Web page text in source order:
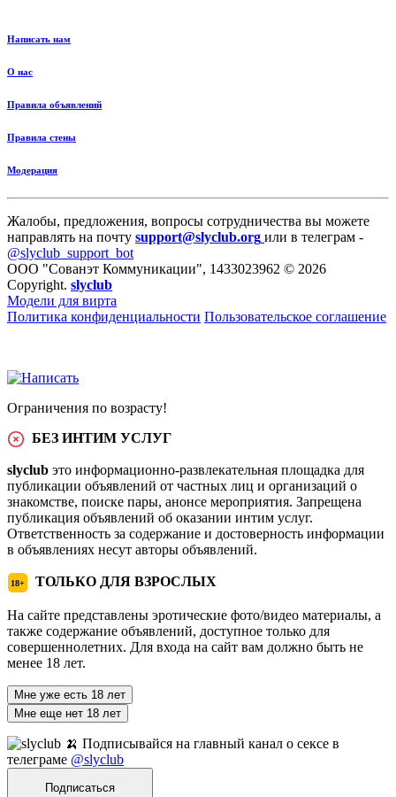
Написать нам
О нас
Правила объявлений
Правила стены
Модерация
Жалобы, предложения, вопросы сотрудничества вы можете
направлять на почту support@slyclub.org или в телеграм -
@slyclub_support_bot
ООО "Сованэт Коммуникации", 1433023962 © 2026
Copyright. slyclub
Модели для вирта
Политика конфиденциальности Пользовательское соглашение
Ограничения по возрасту!
БЕЗ ИНТИМ УСЛУГ
slyclub это информационно-развлекательная площадка для
публикации объявлений от частных лиц и организаций о
знакомстве, поиске пары, анонсе мероприятия. Запрещена
публикация объявлений об оказании интим услуг.
Ответственность за содержание и достоверность информации
в объявлениях несут авторы объявлений.
18+ ТОЛЬКО ДЛЯ ВЗРОСЛЫХ
На сайте представлены эротические фото/видео материалы, а
также содержание объявлений, доступное только для
совершеннолетних. Для входа на сайт вам должно быть не
менее 18 лет.
Мне уже есть 18 лет
Мне еще нет 18 лет
🍌 Подписывайся на главный канал о сексе в
телеграме @slyclub
Подписаться